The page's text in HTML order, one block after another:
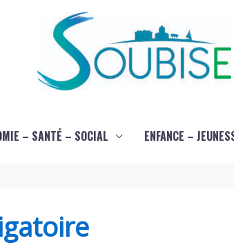
– SANTÉ – SOCIAL ENFANCE –